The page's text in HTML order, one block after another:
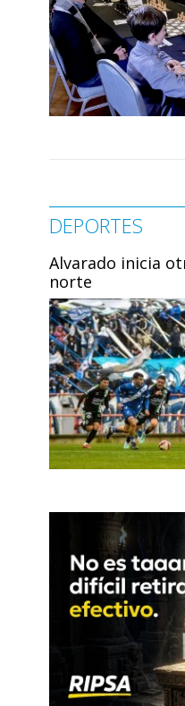
DEPORTES
Alvarado inicia
norte